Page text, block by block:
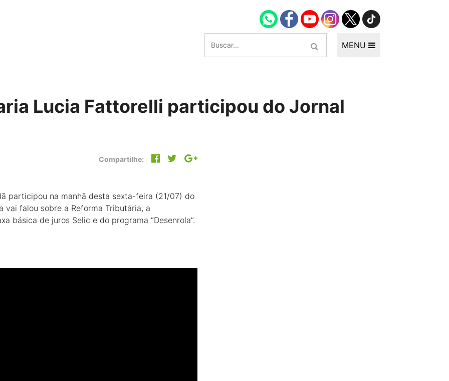
MENU
Lucia Fattorelli participou do Jornal
Compartilhe:
participou na manhã desta sexta-feira (21/07) do
vai falou sobre a Reforma Tributária, a
básica de juros Selic e do programa “Desenrola”.